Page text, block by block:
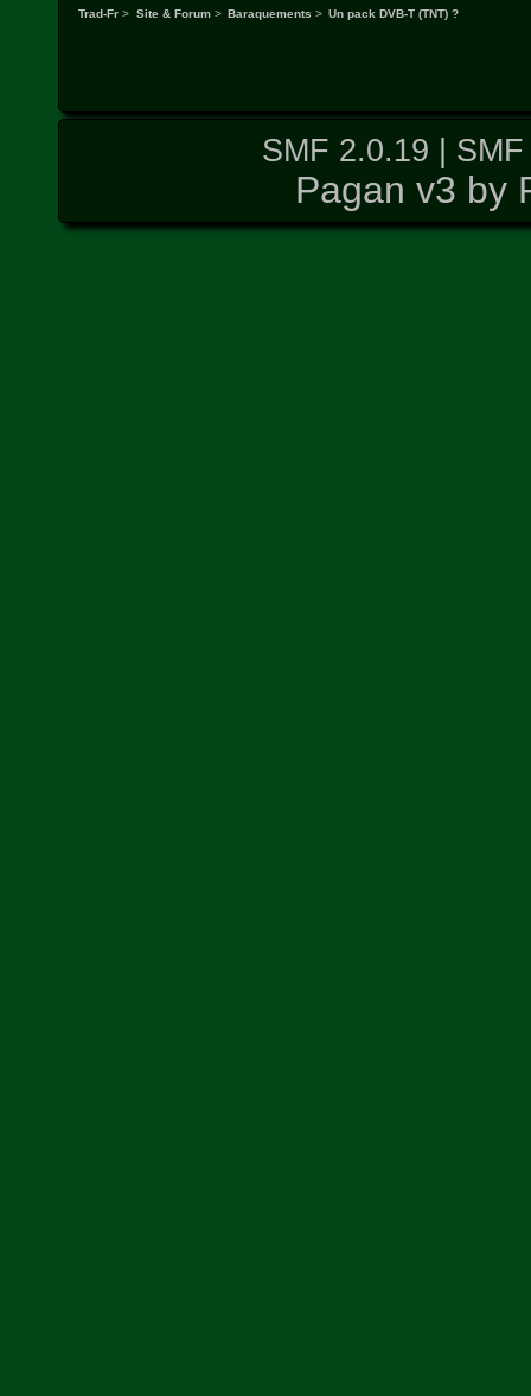
Trad-Fr > Site & Forum> Baraquements > Un pack DVB-T (TNT) ?
SMF 2.0.19
Pagan v3 by